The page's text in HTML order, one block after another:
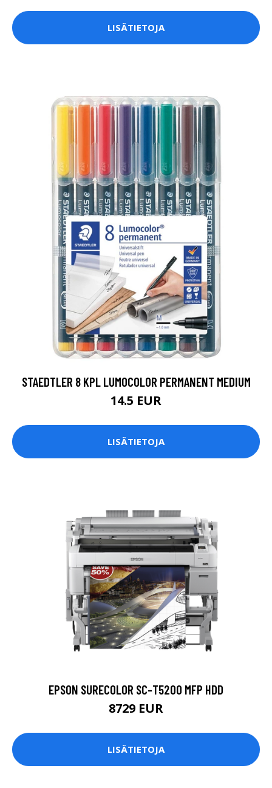
LISÄTIETOJA
STAEDTLER 8 KPL LUMOCOLOR PERMANENT MEDIUM
14.5 EUR
LISÄTIETOJA
EPSON SURECOLOR SC-T5200 MFP HDD
8729 EUR
LISÄTIETOJA